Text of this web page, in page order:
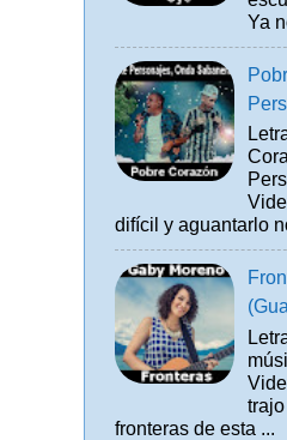
Ya
difícil y aguantarlo
fronteras de esta ...